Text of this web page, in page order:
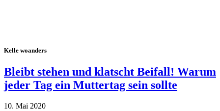
Kelle woanders
Bleibt stehen und klatscht Beifall! Warum
jeder Tag ein Muttertag sein sollte
10. Mai 2020